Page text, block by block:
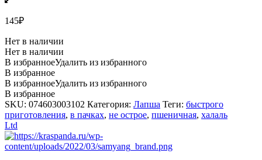
145₽
Нет в наличии
Нет в наличии
В избранноеУдалить из избранного
В избранное
В избранноеУдалить из избранного
В избранное
SKU: 074603003102 Категория: Лапша Теги: быстрого
приготовления, в пачках, не острое, пшеничная, халаль
Ltd